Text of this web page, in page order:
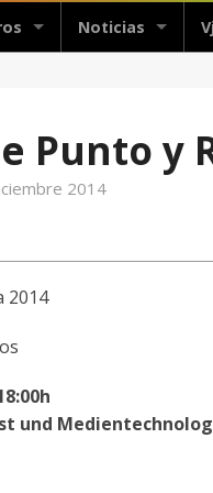
Noticias
Punto y
2014
2014
und